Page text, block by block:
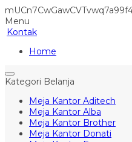
Menu
Kontak
Home
Kategori Belanja
Meja Kantor Aditech
Meja Kantor Alba
Meja Kantor Brother
Meja Kantor Donati